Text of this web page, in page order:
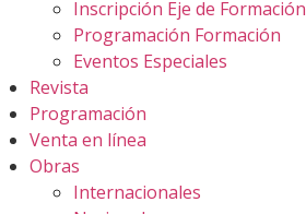
Inscripción Eje de Formación
Programación Formación
Eventos Especiales
Revista
Programación
Venta en línea
Obras
Internacionales